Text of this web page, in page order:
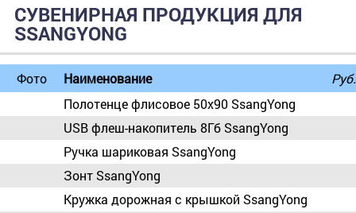
СУВЕНИРНАЯ ПРОДУКЦИЯ ДЛЯ
SSANGYONG
Фото Наименование
Руб.
Полотенце флисовое 50х90 SsangYong
USB флеш-накопитель 8Гб SsangYong
Ручка шариковая SsangYong
Зонт SsangYong
Кружка дорожная с крышкой SsangYong